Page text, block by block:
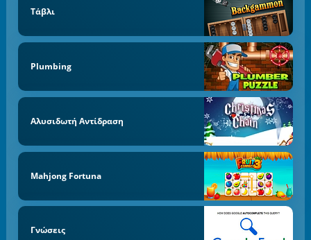
Τάβλι
Plumbing
Αλυσιδωτή Αντίδραση
Mahjong Fortuna
Γνώσεις